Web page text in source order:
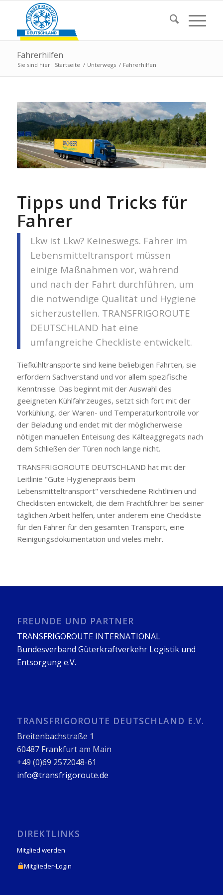
Fahrerhilfen
Sie sind hier: Startseite / Unterwegs / Fahrerhilfen
Tipps und Tricks für
Fahrer
Lkw ist Lkw? Keineswegs. Fahrer im
Lebensmitteltransport müssen
einige Maßnahmen vor, während
und nach der Fahrt durchführen, um
die notwendige Qualität und Hygiene
sicherzustellen. TRANSFRIGOROUTE
DEUTSCHLAND hat eine
umfangreiche Checkliste entwickelt.
Tiefkühltransporte sind keine beliebigen Fahrten, sie
erfordern Sachverstand und vor allem spezifische
Kenntnisse. Das beginnt mit der Auswahl des
geeigneten Kühlfahrzeuges, setzt sich fort mit der
Vorkühlung, der Waren- und Temperaturkontrolle vor
der Beladung und endet mit der möglicherweise
nötigen manuellen Enteisung des Kälteaggregats nach
dem Schließen der Türen noch lange nicht.
TRANSFRIGOROUTE DEUTSCHLAND hat mit der
Leitlinie "Gute Hygienepraxis beim
Lebensmitteltransport" verschiedene Richtlinien und
Checklisten entwickelt, die dem Frachtführer bei seiner
täglichen Arbeit helfen, unter anderem eine Checkliste
für den Fahrer für den gesamten Transport, eine
Reinigungsdokumentation und vieles mehr.
FREUNDE UND PARTNER
TRANSFRIGOROUTE INTERNATIONAL
Bundesverband Güterkraftverkehr Logistik und
Entsorgung e.V.
TRANSFRIGOROUTE DEUTSCHLAND E.V.
Breitenbachstraße 1
60487 Frankfurt am Main
+49 (0)69 2572048-61
info@transfrigoroute.de
DIREKTLINKS
Mitglied werden
Mitglieder-Login